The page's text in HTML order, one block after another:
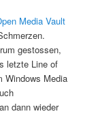
Media Vault
gestossen,
letzte Line of
Windows Media
dann wieder